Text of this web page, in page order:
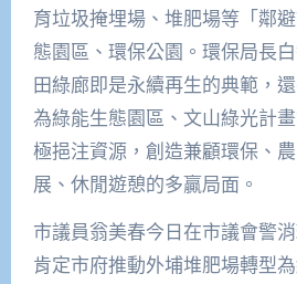
育垃圾掩埋場、堆肥場等「鄰
態園區、環保公園。環保局長
田綠廊即是永續再生的典範，
為綠能生態園區、文山綠光計
極挹注資源，創造兼顧環保、
展、休閒遊憩的多贏局面。
市議員翁美春今日在市議會警
肯定市府推動外埔堆肥場轉型